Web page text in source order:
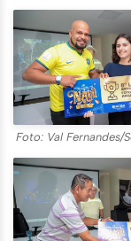
Foto: Val Fernandes/